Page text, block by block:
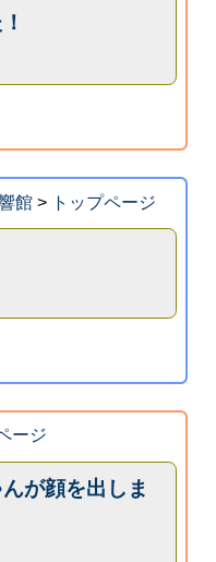
館> トップページ
ージ
が顔を出しま